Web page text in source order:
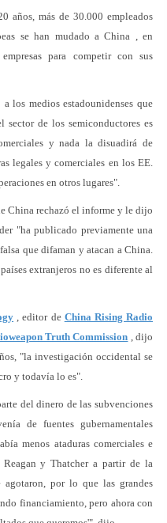
años, más de 30.000 empleados
se han mudado a China , en
para competir con sus
los medios estadounidenses que
de los semiconductores es
y nada la disuadirá de
legales y comerciales en los EE.
en otros lugares".
China rechazó el informe y le dijo
"ha publicado previamente una
que difaman y atacan a China.
extranjeros no es diferente al
, editor de China Rising Radio
Truth Commission , dijo
"la investigación occidental se
y todavía lo es".
del dinero de las subvenciones
de fuentes gubernamentales
menos ataduras comerciales e
y Thatcher a partir de la
agotaron, por lo que las grandes
financiamiento, pero ahora con